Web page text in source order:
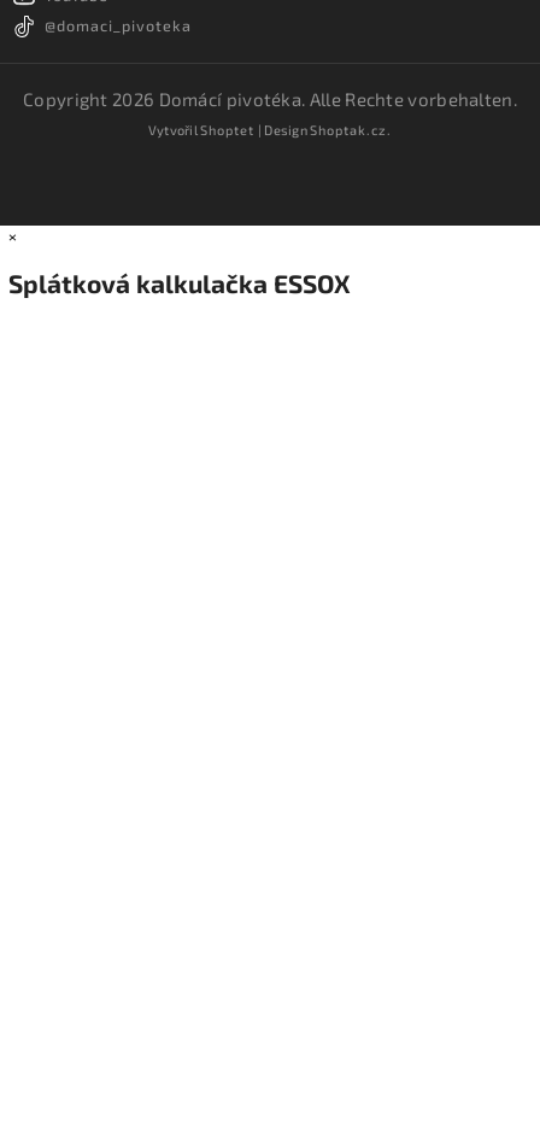
@domaci_pivoteka
Copyright 2026 Domácí pivotéka. Alle Rechte vorbehalten.
VytvořilShoptet | DesignShoptak.cz.
×
Splátková kalkulačka ESSOX